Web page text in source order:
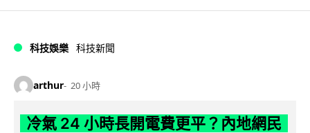
科技娛樂 科技新聞
arthur 20 小時
冷氣 24 小時長開電費更平？內地網民